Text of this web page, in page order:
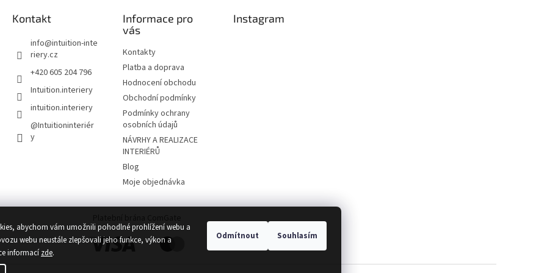
abychom vám umožnili pohodlné prohlížení webu a
webu neustále zlepšovali jeho funkce, výkon a
informacízde.
Odmítnout Souhlasím
Kontakt
info@intuition-inte
riery.cz
+420 605 204 796
Intuition.interiery
intuition.interiery
@Intuitioninteriér
y
Informace pro
vás
Kontakty
Platba a doprava
Hodnocení obchodu
Obchodní podmínky
Podmínky ochrany
osobních údajů
NÁVRHY A REALIZACE
INTERIÉRŮ
Blog
Moje objednávka
Instagram